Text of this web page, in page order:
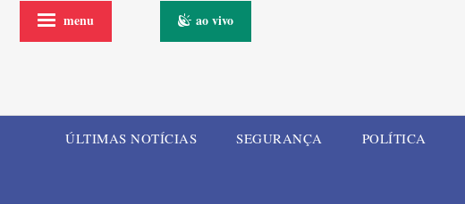
menu ao vivo
ÚLTIMAS NOTÍCIAS SEGURANÇA POLÍTICA